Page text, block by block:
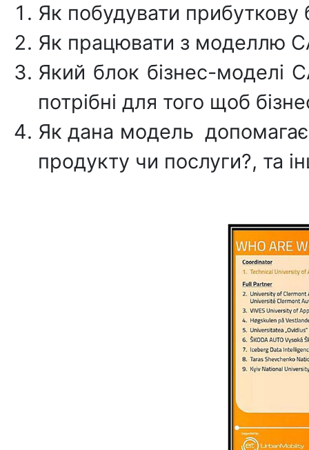
Як побудувати прибуткову
Як працювати з моделлю
Який блок бізнес-моделі
потрібні для того щоб
Як дана модель допомагає
продукту чи послуги?, та